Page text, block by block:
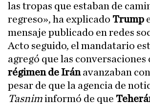
las tropas que estaban de
regreso», ha explicado Trump
mensaje publicado en redes
Acto seguido, el mandatario
agregó que las conversaciones
régimen de Iránavanzaban
pesar de que la agencia de
Tasniminformó de que